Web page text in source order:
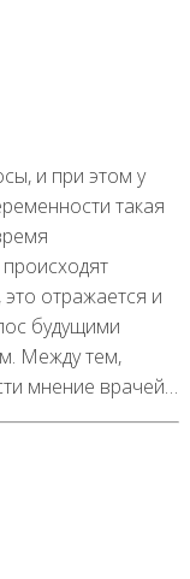
и при этом у
такая
отражается и
будущими
Между тем,
мнение врачей…